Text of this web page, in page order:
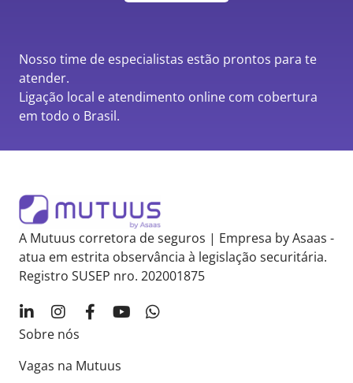
Nosso time de especialistas estão prontos para te
atender.
Ligação local e atendimento online com cobertura
em todo o Brasil.
A Mutuus corretora de seguros | Empresa by Asaas -
atua em estrita observância à legislação securitária.
Registro SUSEP nro. 202001875
Sobre nós
Vagas na Mutuus